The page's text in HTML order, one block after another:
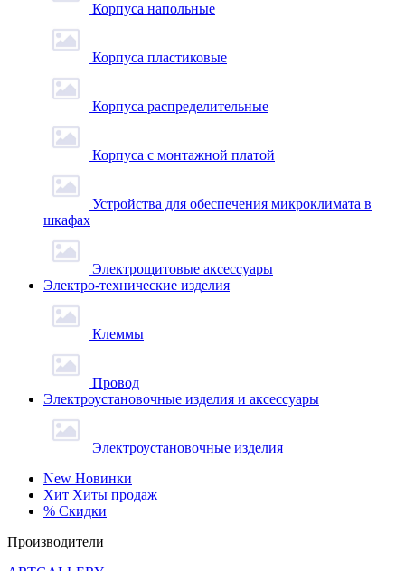
Корпуса напольные
Корпуса пластиковые
Корпуса распределительные
Корпуса с монтажной платой
Устройства для обеспечения микроклимата в
шкафах
Электрощитовые аксессуары
Электро-технические изделия
Клеммы
Провод
Электроустановочные изделия и аксессуары
Электроустановочные изделия
New Новинки
Хит Хиты продаж
% Скидки
Производители